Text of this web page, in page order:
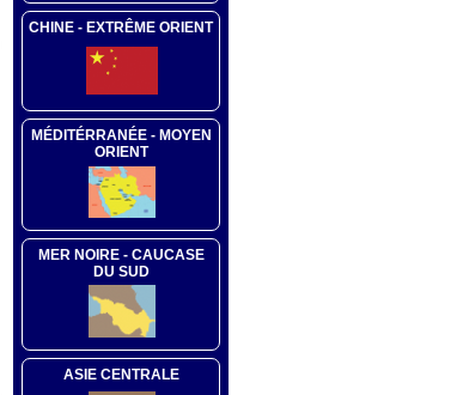
CHINE - EXTRÊME ORIENT
MÉDITÉRRANÉE - MOYEN
ORIENT
MER NOIRE - CAUCASE
DU SUD
ASIE CENTRALE